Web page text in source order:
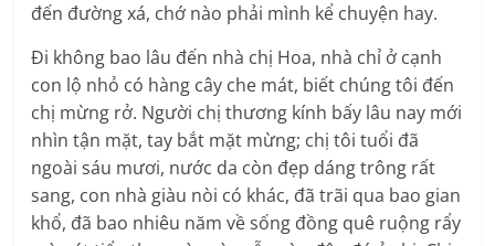
đến đường xá, chớ nào phải mình kể chuyện hay.
Đi không bao lâu đến nhà chị Hoa, nhà chỉ ở cạnh
con lộ nhỏ có hàng cây che mát, biết chúng tôi đến
chị mừng rở. Người chị thương kính bấy lâu nay mới
nhìn tận mặt, tay bắt mặt mừng; chị tôi tuổi đã
ngoài sáu mươi, nước da còn đẹp dáng trông rất
sang, con nhà giàu nòi có khác, đã trãi qua bao gian
khổ, đã bao nhiêu năm về sống đồng quê ruộng rẩy